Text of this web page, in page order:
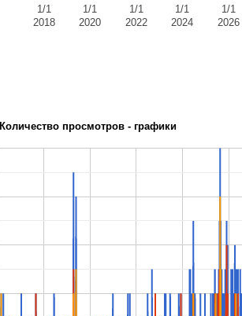
1/1
2018
1/1
2020
1/1
2022
1/1
2024
1/1
2026
Количество просмотров - графики